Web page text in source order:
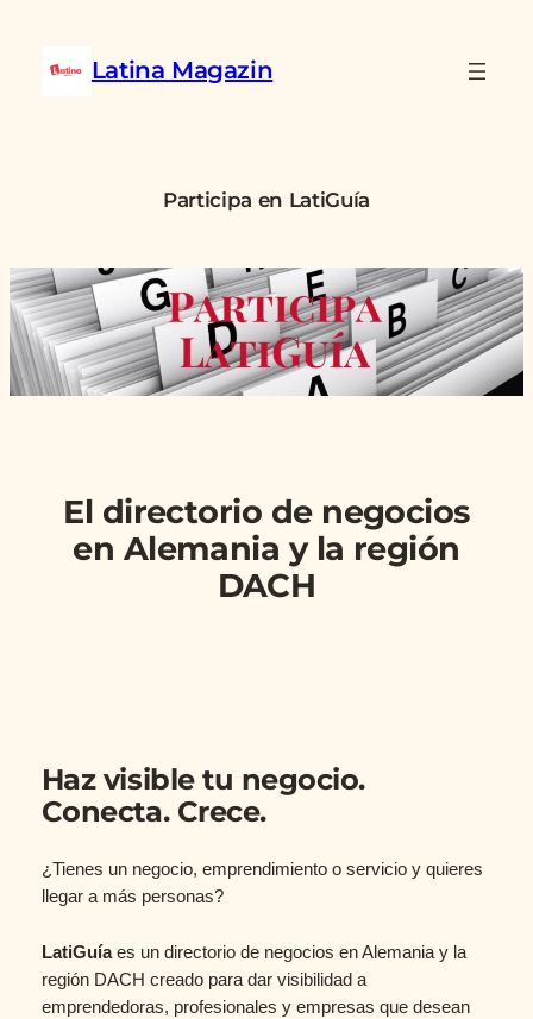
contenido Latina Magazin
Participa en LatiGuía
El directorio de negocios
en Alemania y la región
DACH
Haz visible tu negocio.
Conecta. Crece.
¿Tienes un negocio, emprendimiento o servicio y quieres
llegar a más personas?
LatiGuíaes un directorio de negocios en Alemania y la
región DACH creado para dar visibilidad a
emprendedoras, profesionales y empresas que desean